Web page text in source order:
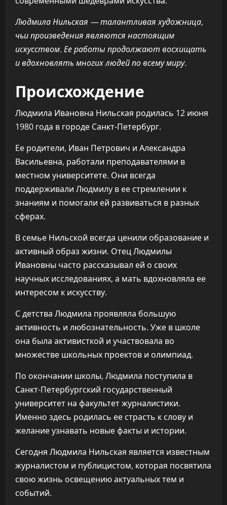
Людмила Нильская — талантливая художница,
чьи произведения являются настоящим
искусством. Ее работы продолжают восхищать
и вдохновлять многих людей по всему миру.
Происхождение
Людмила Ивановна Нильская родилась 12 июня
1980 года в городе Санкт-Петербург.
Ее родители, Иван Петрович и Александра
Васильевна, работали преподавателями в
местном университете. Они всегда
поддерживали Людмилу в ее стремлении к
знаниям и помогали ей развиваться в разных
сферах.
В семье Нильской всегда ценили образование и
активный образ жизни. Отец Людмилы
Ивановны часто рассказывал ей о своих
научных исследованиях, а мать вдохновляла ее
интересом к искусству.
С детства Людмила проявляла большую
активность и любознательность. Уже в школе
она была активисткой и участвовала во
множестве школьных проектов и олимпиад.
По окончании школы, Людмила поступила в
Санкт-Петербургский государственный
университет на факультет журналистики.
Именно здесь родилась ее страсть к слову и
желание узнавать новые факты и истории.
Сегодня Людмила Нильская является известным
журналистом и публицистом, которая посвятила
свою жизнь освещению актуальных тем и
событий.